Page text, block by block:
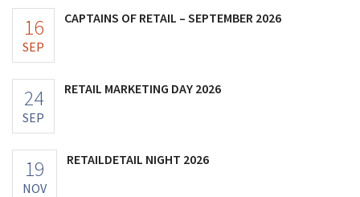
16
SEP
CAPTAINS OF RETAIL – SEPTEMBER 2026
24
SEP
RETAIL MARKETING DAY 2026
19
NOV
RETAILDETAIL NIGHT 2026